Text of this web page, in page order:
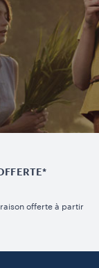
offerte à partir